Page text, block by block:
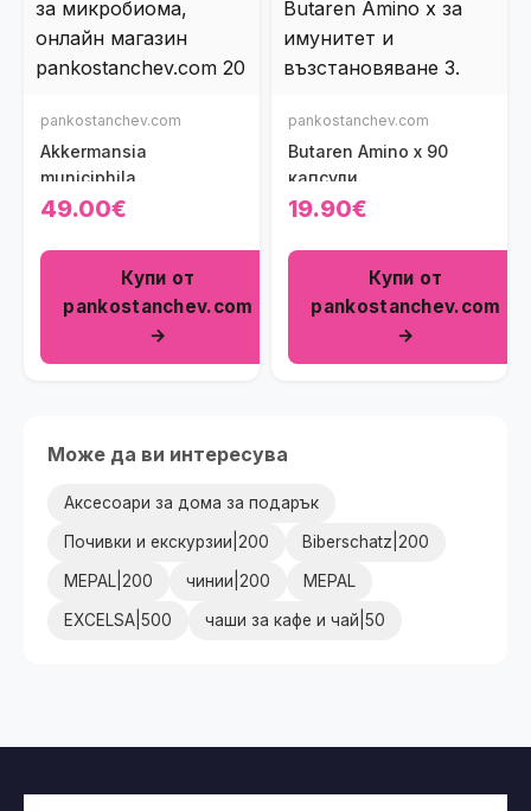
pankostanchev.com
Akkermansia
municiphila
49.00€
Купи от
pankostanchev.com
→
pankostanchev.com
Butaren Amino x 90
капсули
19.90€
Купи от
pankostanchev.com
→
Може да ви интересува
Аксесоари за дома за подарък
Почивки и екскурзии|200 Biberschatz|200
MEPAL|200 чинии|200 MEPAL
EXCELSA|500 чаши за кафе и чай|50